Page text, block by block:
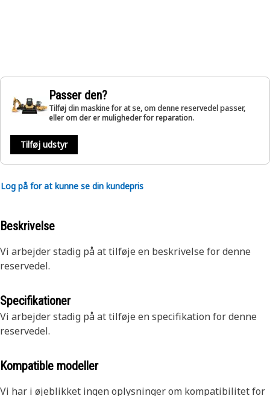
Passer den?
Tilføj din maskine for at se, om denne reservedel passer,
eller om der er muligheder for reparation.
Tilføj udstyr
Log på for at kunne se din kundepris
Beskrivelse
Vi arbejder stadig på at tilføje en beskrivelse for denne
reservedel.
Specifikationer
Vi arbejder stadig på at tilføje en specifikation for denne
reservedel.
Kompatible modeller
Vi har i øjeblikket ingen oplysninger om kompatibilitet for